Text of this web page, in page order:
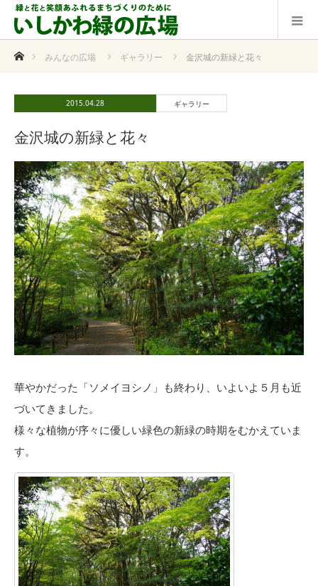
ホームみんなの広場 ギャラリー 金沢城の新緑と花々
2015.04.28 ギャラリー
金沢城の新緑と花々
華やかだった「ソメイヨシノ」も終わり、いよいよ５月も近
づいてきました。
様々な植物が序々に優しい緑色の新緑の時期をむかえていま
す。